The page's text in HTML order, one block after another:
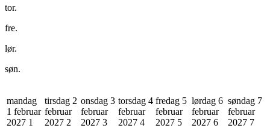
tor.
fre.
lør.
søn.
mandag
1 februar
2027 1
tirsdag 2
februar
2027 2
onsdag 3
februar
2027 3
torsdag 4
februar
2027 4
fredag 5
februar
2027 5
lørdag 6
februar
2027 6
søndag 7
februar
2027 7